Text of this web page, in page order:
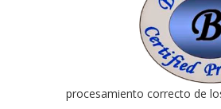
procesamiento correcto de